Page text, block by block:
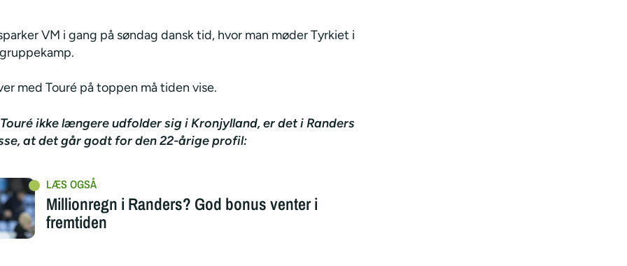
VM i gang på søndag dansk tid, hvor man møder Tyrkiet i
med Touré på toppen må tiden vise.
ikke længere udfolder sig i Kronjylland, er det i Randers
at det går godt for den 22-årige profil:
Millionregn i Randers? God bonus venter i
fremtiden